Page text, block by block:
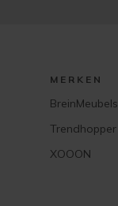
MERKEN
BreinMeubels
Trendhopper
XOOON